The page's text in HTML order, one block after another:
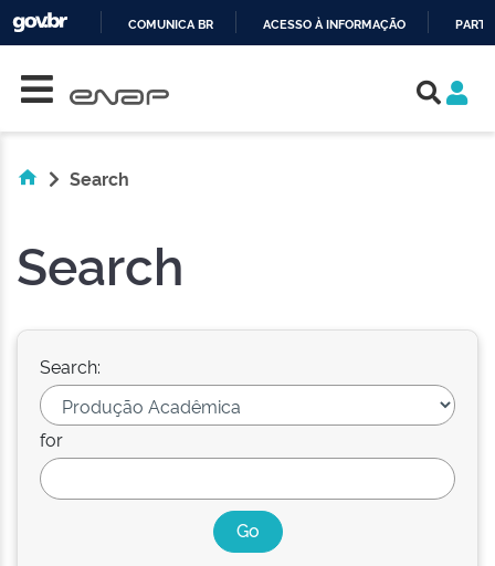
COMUNICA BR ACESSO À INFORMAÇÃO
Search
Search
Search:
for